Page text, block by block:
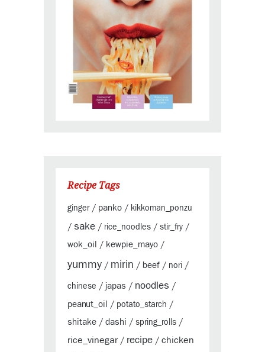
Recipe Tags
ginger/ panko / kikkoman_ponzu
/ sake / rice_noodles / stir_fry /
wok_oil / kewpie_mayo /
yummy / mirin / beef / nori /
chinese / japas / noodles /
peanut_oil / potato_starch /
shitake / dashi / spring_rolls /
rice_vinegar/ recipe / chicken